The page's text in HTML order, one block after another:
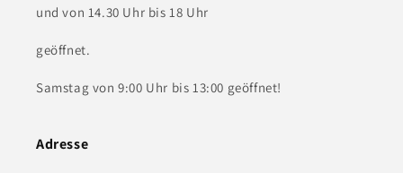
und von 14.30 Uhr bis 18 Uhr
geöffnet.
Samstag von 9:00 Uhr bis 13:00 geöffnet!
Adresse